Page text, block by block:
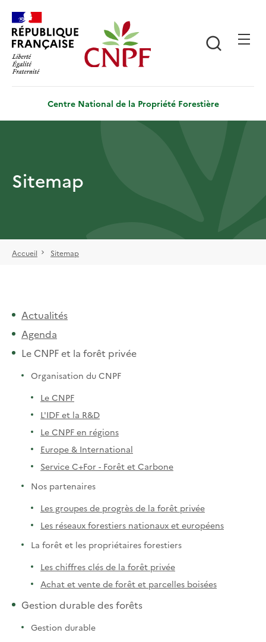
contenu
principal
Centre National de la Propriété Forestière
Sitemap
Accueil Sitemap
Actualités
Agenda
Le CNPF et la forêt privée
Organisation du CNPF
Le CNPF
L'IDF et la R&D
Le CNPF en régions
Europe & International
Service C+For - Forêt et Carbone
Nos partenaires
Les groupes de progrès de la forêt privée
Les réseaux forestiers nationaux et européens
La forêt et les propriétaires forestiers
Les chiffres clés de la forêt privée
Achat et vente de forêt et parcelles boisées
Gestion durable des forêts
Gestion durable